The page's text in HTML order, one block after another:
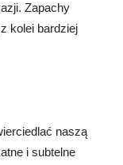
Zapachy
kolei bardziej
naszą
i subtelne